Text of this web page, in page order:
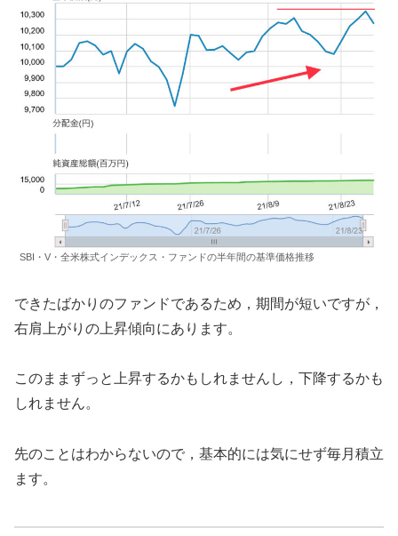
SBI・V・全米株式インデックス・ファンドの半年間の基準価格推移
できたばかりのファンドであるため，期間が短いですが，
右肩上がりの上昇傾向にあります。
このままずっと上昇するかもしれませんし，下降するかも
しれません。
先のことはわからないので，基本的には気にせず毎月積立
ます。